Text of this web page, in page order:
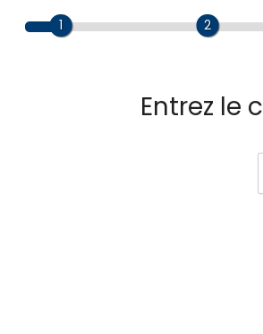
1 2
Entrez le